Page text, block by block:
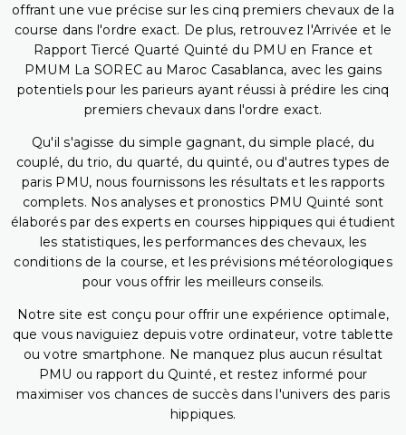
offrant une vue précise sur les cinq premiers chevaux de la
course dans l'ordre exact. De plus, retrouvez l'Arrivée et le
Rapport Tiercé Quarté Quinté du PMU en France et
PMUM La SOREC au Maroc Casablanca, avec les gains
potentiels pour les parieurs ayant réussi à prédire les cinq
premiers chevaux dans l'ordre exact.
Qu'il s'agisse du simple gagnant, du simple placé, du
couplé, du trio, du quarté, du quinté, ou d'autres types de
paris PMU, nous fournissons les résultats et les rapports
complets. Nos analyses et pronostics PMU Quinté sont
élaborés par des experts en courses hippiques qui étudient
les statistiques, les performances des chevaux, les
conditions de la course, et les prévisions météorologiques
pour vous offrir les meilleurs conseils.
Notre site est conçu pour offrir une expérience optimale,
que vous naviguiez depuis votre ordinateur, votre tablette
ou votre smartphone. Ne manquez plus aucun résultat
PMU ou rapport du Quinté, et restez informé pour
maximiser vos chances de succès dans l'univers des paris
hippiques.